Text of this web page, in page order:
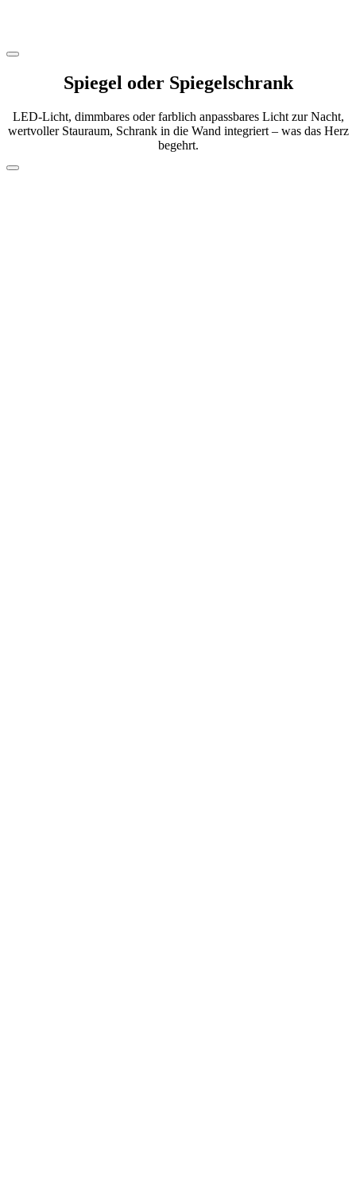
Spiegel oder Spiegelschrank
LED-Licht, dimmbares oder farblich anpassbares Licht zur Nacht,
wertvoller Stauraum, Schrank in die Wand integriert – was das Herz
begehrt.